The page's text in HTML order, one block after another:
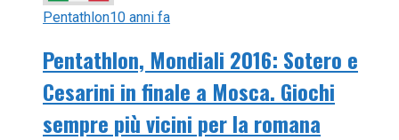
Pentathlon10 anni fa
Pentathlon, Mondiali 2016: Sotero e
Cesarini in finale a Mosca. Giochi
sempre più vicini per la romana